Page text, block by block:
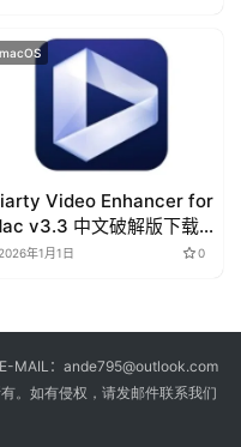
macOS
Video Enhancer for
v3.3 中文破解版下载
视频增强器软件
2026年1月1日 0
MAIL： ande795@outlook.com
。如有侵权，请发邮件联系我们